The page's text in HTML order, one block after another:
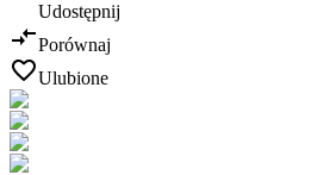
Udostępnij
Porównaj
Ulubione